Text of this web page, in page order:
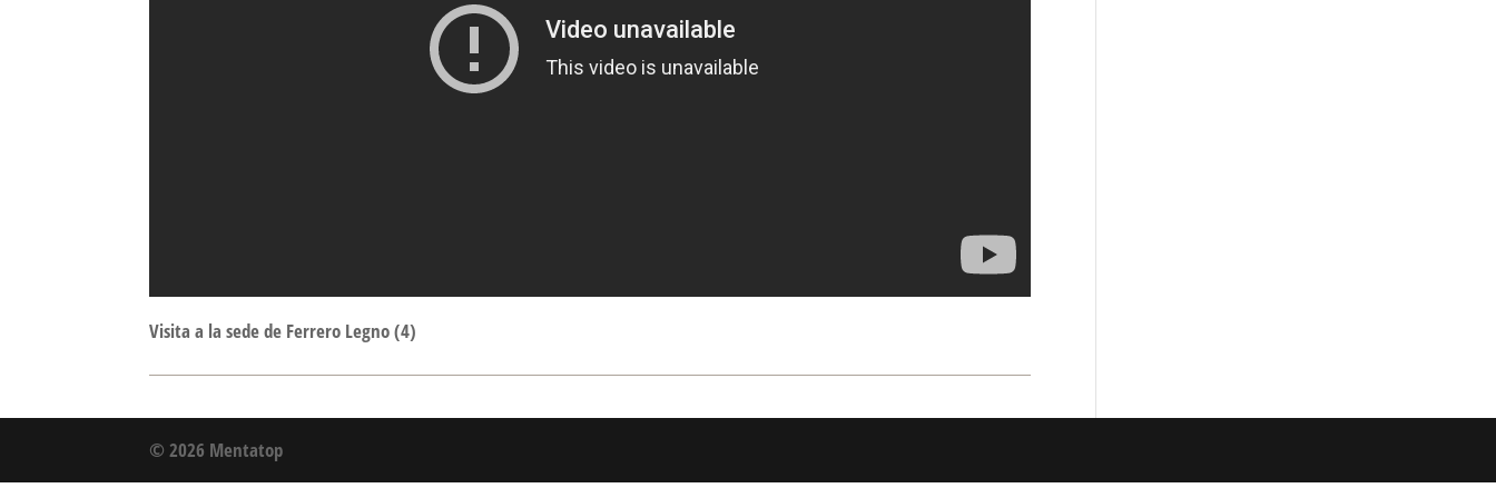
Visita a la sede de Ferrero Legno (4)
© 2026 Mentatop